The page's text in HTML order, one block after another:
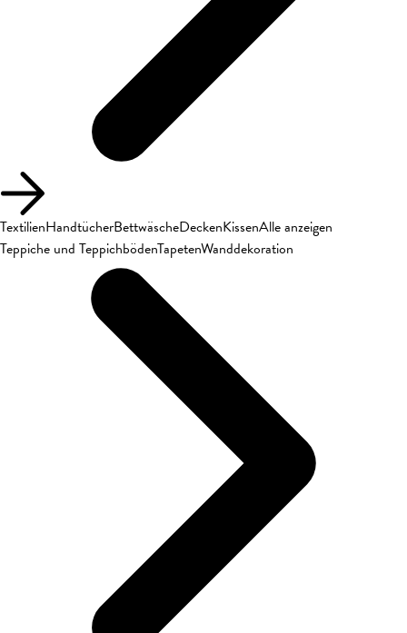
TextilienHandtücherBettwäscheDeckenKissenAlle anzeigen
Teppiche und TeppichbödenTapetenWanddekoration